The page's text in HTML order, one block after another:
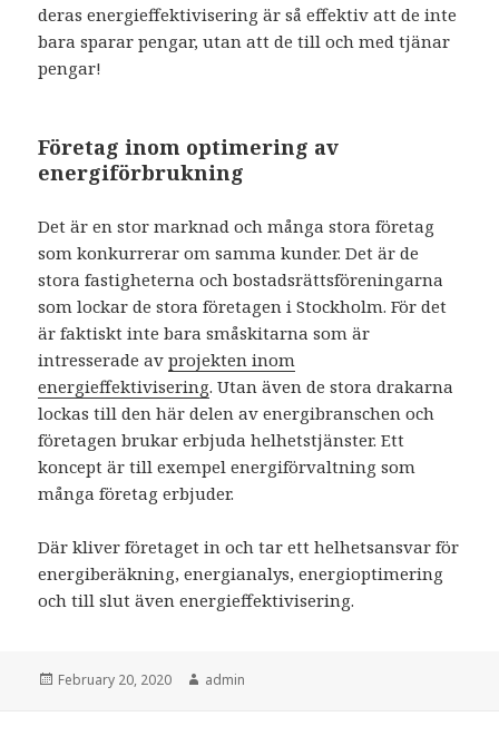
deras energieffektivisering är så effektiv att de inte
bara sparar pengar, utan att de till och med tjänar
pengar!
Företag inom optimering av
energiförbrukning
Det är en stor marknad och många stora företag
som konkurrerar om samma kunder. Det är de
stora fastigheterna och bostadsrättsföreningarna
som lockar de stora företagen i Stockholm. För det
är faktiskt inte bara småskitarna som är
intresserade avprojekten inom
energieffektivisering. Utan även de stora drakarna
lockas till den här delen av energibranschen och
företagen brukar erbjuda helhetstjänster. Ett
koncept är till exempel energiförvaltning som
många företag erbjuder.
Där kliver företaget in och tar ett helhetsansvar för
energiberäkning, energianalys, energioptimering
och till slut även energieffektivisering.
Posted
February 20, 2020 Author
admin